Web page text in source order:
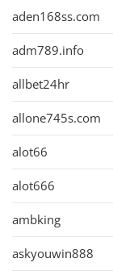
aden168ss.com
adm789.info
allbet24hr
allone745s.com
alot66
alot666
ambking
askyouwin888